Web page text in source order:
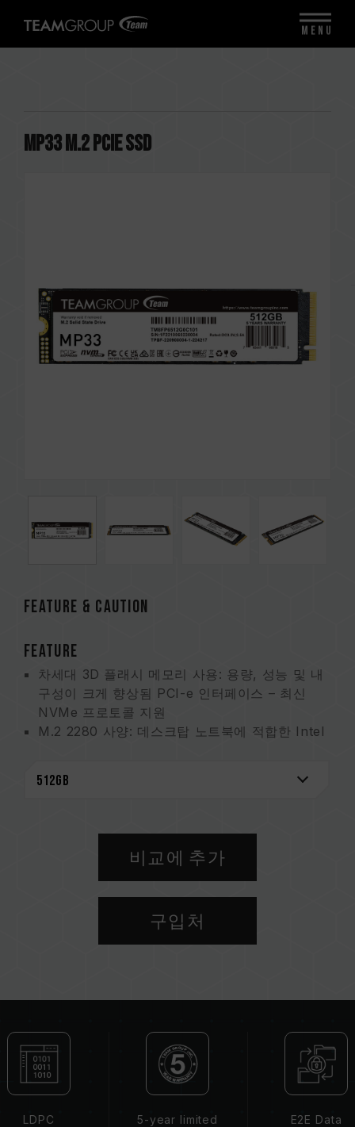
MP33 M.2 PCIe SSD
FEATURE & CAUTION
FEATURE
차세대 3D 플래시 메모리 사용: 용량, 성능 및 내
구성이 크게 향상됨 PCI-e 인터페이스 – 최신
NVMe 프로토콜 지원
M.2 2280 사양: 데스크탑 노트북에 적합한 Intel
제품 보증 - 5년 제품 보증, 무료 기술 지원 서비
비교에 추가
구입처
LDPC
5-year limited
E2E Data
MENU